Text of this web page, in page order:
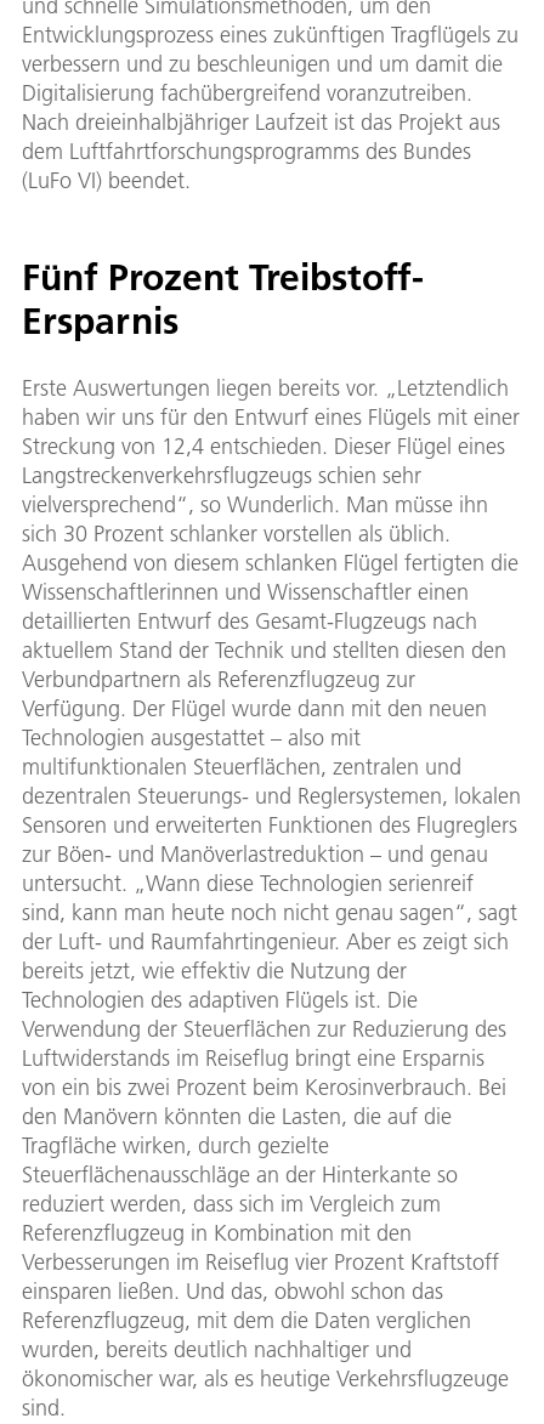
und schnelle Simulationsmethoden, um den
Entwicklungsprozess eines zukünftigen Tragflügels zu
verbessern und zu beschleunigen und um damit die
Digitalisierung fachübergreifend voranzutreiben.
Nach dreieinhalbjähriger Laufzeit ist das Projekt aus
dem Luftfahrtforschungsprogramms des Bundes
(LuFo VI) beendet.
Fünf Prozent Treibstoff-
Ersparnis
Erste Auswertungen liegen bereits vor. „Letztendlich
haben wir uns für den Entwurf eines Flügels mit einer
Streckung von 12,4 entschieden. Dieser Flügel eines
Langstreckenverkehrsflugzeugs schien sehr
vielversprechend“, so Wunderlich. Man müsse ihn
sich 30 Prozent schlanker vorstellen als üblich.
Ausgehend von diesem schlanken Flügel fertigten die
Wissenschaftlerinnen und Wissenschaftler einen
detaillierten Entwurf des Gesamt-Flugzeugs nach
aktuellem Stand der Technik und stellten diesen den
Verbundpartnern als Referenzflugzeug zur
Verfügung. Der Flügel wurde dann mit den neuen
Technologien ausgestattet – also mit
multifunktionalen Steuerflächen, zentralen und
dezentralen Steuerungs- und Reglersystemen, lokalen
Sensoren und erweiterten Funktionen des Flugreglers
zur Böen- und Manöverlastreduktion – und genau
untersucht. „Wann diese Technologien serienreif
sind, kann man heute noch nicht genau sagen“, sagt
der Luft- und Raumfahrtingenieur. Aber es zeigt sich
bereits jetzt, wie effektiv die Nutzung der
Technologien des adaptiven Flügels ist. Die
Verwendung der Steuerflächen zur Reduzierung des
Luftwiderstands im Reiseflug bringt eine Ersparnis
von ein bis zwei Prozent beim Kerosinverbrauch. Bei
den Manövern könnten die Lasten, die auf die
Tragfläche wirken, durch gezielte
Steuerflächenausschläge an der Hinterkante so
reduziert werden, dass sich im Vergleich zum
Referenzflugzeug in Kombination mit den
Verbesserungen im Reiseflug vier Prozent Kraftstoff
einsparen ließen. Und das, obwohl schon das
Referenzflugzeug, mit dem die Daten verglichen
wurden, bereits deutlich nachhaltiger und
ökonomischer war, als es heutige Verkehrsflugzeuge
sind.